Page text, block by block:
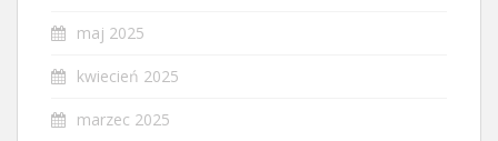
maj 2025
kwiecień 2025
marzec 2025